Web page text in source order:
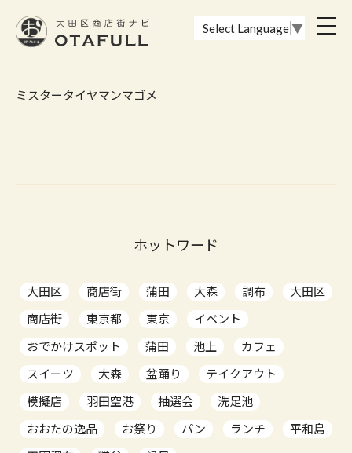
Select Language ▼
ミスタータイヤマンマゴメ
ホットワード
大田区 商店街 蒲田 大森 調布
大田区
商店街
東京都 東京
イベント
おでかけスポット
蒲田 池上
カフェ
スイーツ
大森 盆踊り
テイクアウト
模擬店
羽田空港 抽選会
洗足池
おおたの逸品
お祭り パン ランチ
平和島